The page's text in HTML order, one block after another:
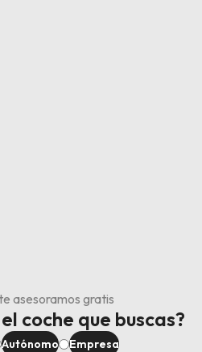
asesoramos gratis
coche que buscas?
Autónomo Empresa